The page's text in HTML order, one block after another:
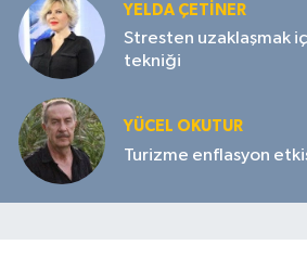
YELDA ÇETİNER
Stresten uzaklaşmak
tekniği
YÜCEL OKUTUR
Turizme enflasyon